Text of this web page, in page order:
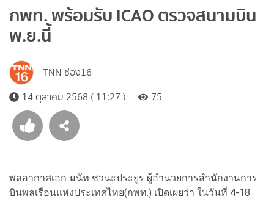
กพท. พร้อมรับ ICAO ตรวจสนามบิน
พ.ย.นี้
TNN ช่อง16
14 ตุลาคม 2568 ( 11:27 )
75
พลอากาศเอก มนัท ชวนะประยูร ผู้อำนวยการสำนักงานการ
บินพลเรือนแห่งประเทศไทย(กพท.) เปิดเผยว่า ในวันที่ 4-18